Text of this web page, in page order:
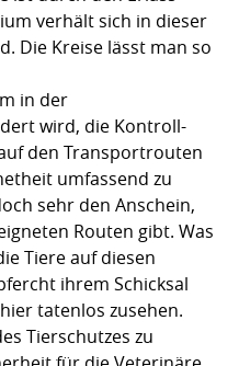
verhält sich in dieser
Die Kreise lässt man so
in der
wird, die Kontroll-
den Transportrouten
umfassend zu
sehr den Anschein,
Routen gibt. Was
Tiere auf diesen
ihrem Schicksal
tatenlos zusehen.
Tierschutzes zu